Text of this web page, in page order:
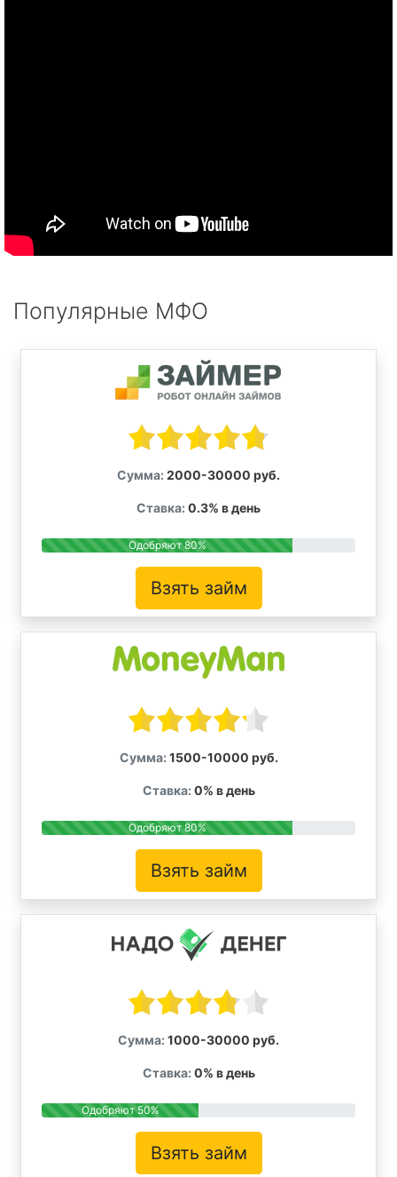
Популярные МФО
Сумма: 2000-30000 руб.
Ставка: 0.3% в день
Одобряют 80%
Взять займ
Сумма: 1500-10000 руб.
Ставка: 0% в день
Одобряют 80%
Взять займ
Сумма: 1000-30000 руб.
Ставка: 0% в день
Одобряют 50%
Взять займ